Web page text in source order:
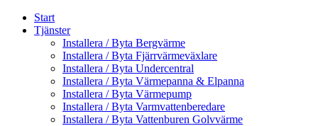
Start
Tjänster
Installera / Byta Bergvärme
Installera / Byta Fjärrvärmeväxlare
Installera / Byta Undercentral
Installera / Byta Värmepanna & Elpanna
Installera / Byta Värmepump
Installera / Byta Varmvattenberedare
Installera / Byta Vattenburen Golvvärme